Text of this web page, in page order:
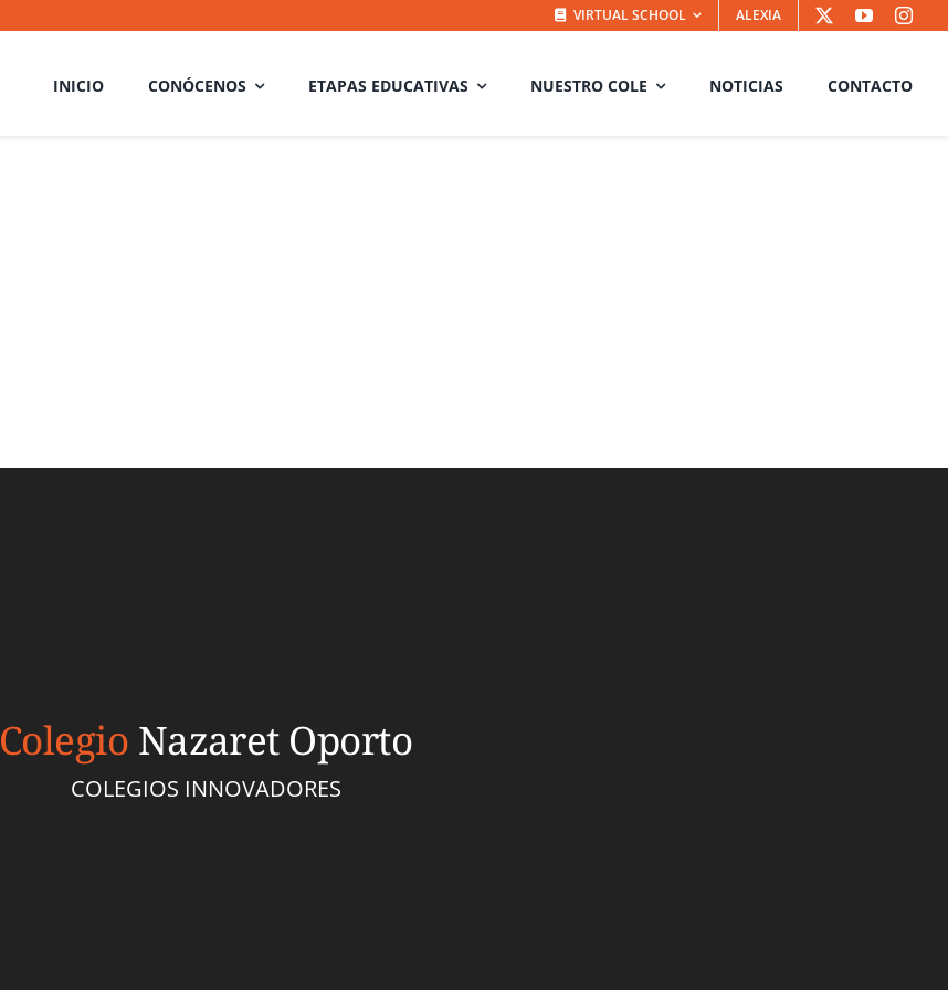
VIRTUAL SCHOOL ALEXIA
INICIO CONÓCENOS ETAPAS EDUCATIVAS NUESTRO COLE NOTICIAS CONTACTO
Colegio Nazaret Oporto
COLEGIOS INNOVADORES